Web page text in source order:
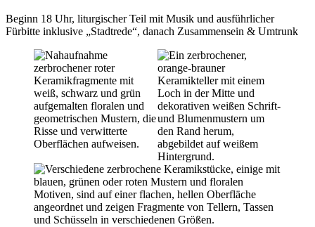
Beginn 18 Uhr, liturgischer Teil mit Musik und ausführlicher
Fürbitte inklusive „Stadtrede“, danach Zusammensein & Umtrunk